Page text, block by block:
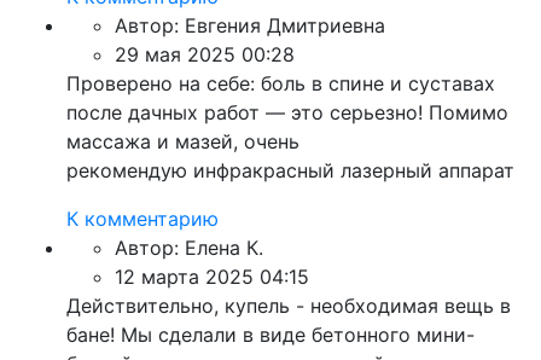
Автор: Евгения Дмитриевна
29 мая 2025 00:28
Проверено на себе: боль в спине и суставах
после дачных работ — это серьезно! Помимо
массажа и мазей, очень
рекомендую инфракрасный лазерный аппарат
К комментарию
Автор: Елена К.
12 марта 2025 04:15
Действительно, купель - необходимая вещь в
бане! Мы сделали в виде бетонного мини-